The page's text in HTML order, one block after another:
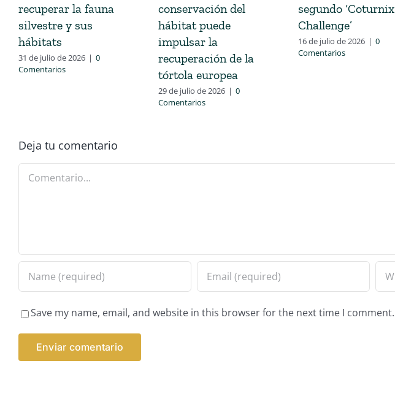
recuperar la fauna
silvestre y sus
hábitats
31 de julio de 2026 | 0
Comentarios
conservación del
hábitat puede
impulsar la
recuperación de la
tórtola europea
29 de julio de 2026 | 0
Comentarios
segundo ‘Coturnix
Challenge’
16 de julio de 2026 | 0
Comentarios
Deja tu comentario
Comentario
Save my name, email, and website in this browser for the next time I comment.